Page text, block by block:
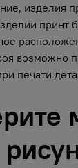
изделия
принт
возможно
печати